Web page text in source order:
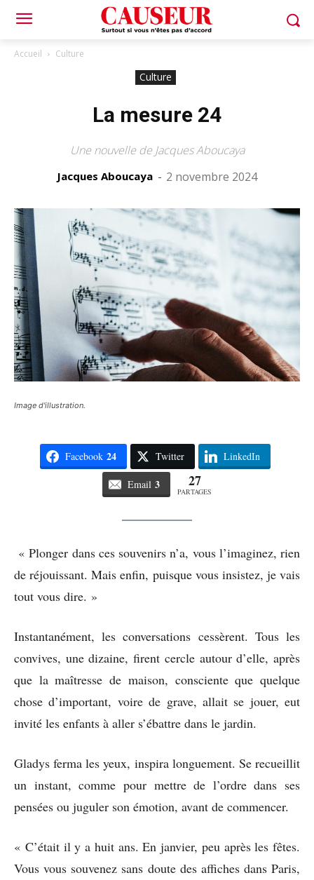
Accueil Culture
Culture
La mesure 24
Une nouvelle de Jacques Aboucaya
Jacques Aboucaya - 2 novembre 2024
Image d'illustration.
Facebook 24 Twitter LinkedIn
Email 3 27
PARTAGES
« Plonger dans ces souvenirs n’a, vous l’imaginez, rien
de réjouissant. Mais enfin, puisque vous insistez, je vais
tout vous dire. »
Instantanément, les conversations cessèrent. Tous les
convives, une dizaine, firent cercle autour d’elle, après
que la maîtresse de maison, consciente que quelque
chose d’important, voire de grave, allait se jouer, eut
invité les enfants à aller s’ébattre dans le jardin.
Gladys ferma les yeux, inspira longuement. Se recueillit
un instant, comme pour mettre de l’ordre dans ses
pensées ou juguler son émotion, avant de commencer.
« C’était il y a huit ans. En janvier, peu après les fêtes.
Vous vous souvenez sans doute des affiches dans Paris,